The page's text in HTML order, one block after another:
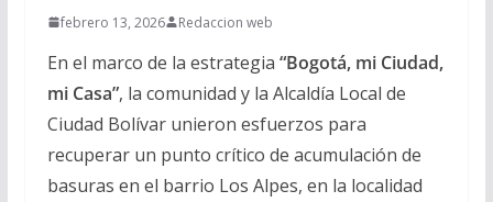
febrero 13, 2026 Redaccion web
En el marco de la estrategia “Bogotá, mi Ciudad,
mi Casa”, la comunidad y la Alcaldía Local de
Ciudad Bolívar unieron esfuerzos para
recuperar un punto crítico de acumulación de
basuras en el barrio Los Alpes, en la localidad